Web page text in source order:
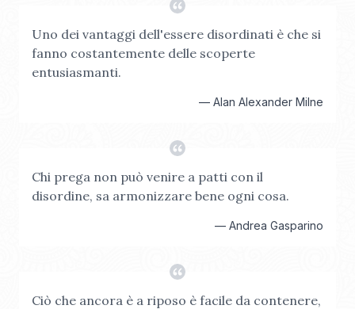
Uno dei vantaggi dell'essere disordinati è che si
fanno costantemente delle scoperte
entusiasmanti.
— Alan Alexander Milne
Chi prega non può venire a patti con il
disordine, sa armonizzare bene ogni cosa.
— Andrea Gasparino
Ciò che ancora è a riposo è facile da contenere,